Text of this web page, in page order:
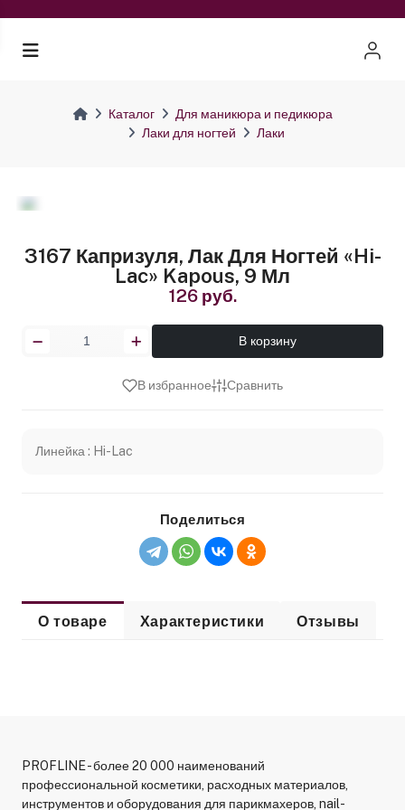
Каталог
Для маникюра и педикюра
Лаки для ногтей
Лаки
3167 Капризуля, Лак Для Ногтей «Hi-
Lac» Kapous, 9 Мл
126 руб.
В корзину
В избранное Сравнить
Линейка : Hi-Lac
Поделиться
О товаре Характеристики Отзывы
PROFLINE - более 20 000 наименований
профессиональной косметики, расходных материалов,
инструментов и оборудования для парикмахеров, nail-